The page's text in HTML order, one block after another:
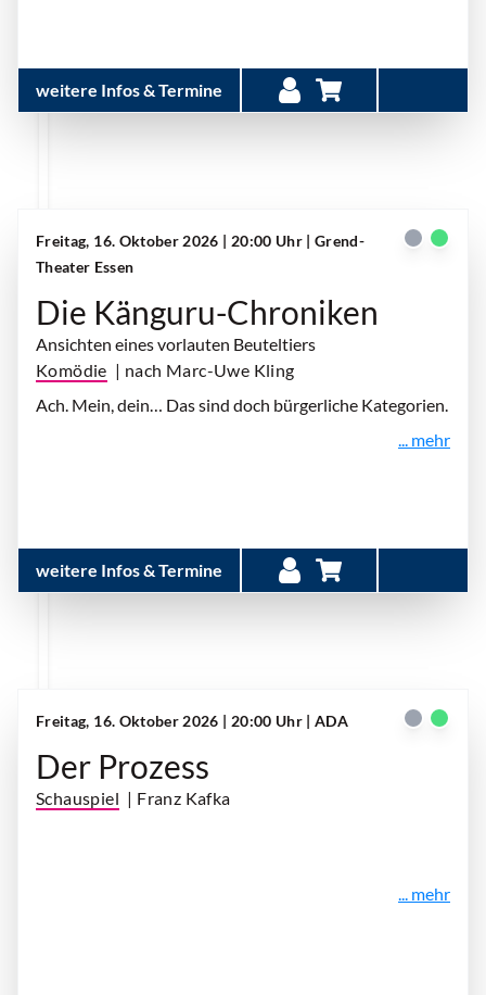
weitere Infos & Termine
Freitag, 16. Oktober 2026 | 20:00 Uhr | Grend-
Theater Essen
Die Känguru-Chroniken
Ansichten eines vorlauten Beuteltiers
Komödie | nach Marc-Uwe Kling
Ach. Mein, dein… Das sind doch bürgerliche Kategorien.
... mehr
weitere Infos & Termine
Freitag, 16. Oktober 2026 | 20:00 Uhr | ADA
Der Prozess
Schauspiel | Franz Kafka
... mehr